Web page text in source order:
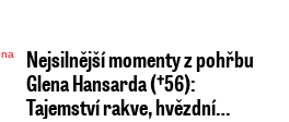
Nejsilnější momenty z pohřbu
Glena Hansarda (†56):
Tajemství rakve, hvězdní…